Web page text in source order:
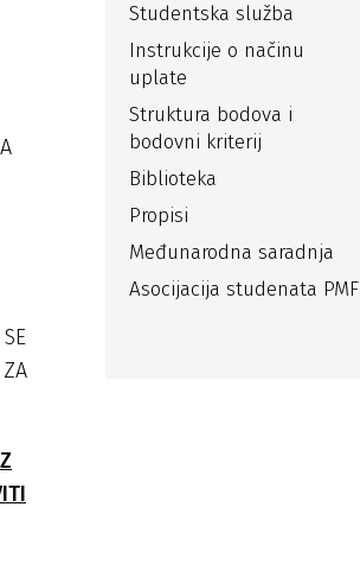
Studentska služba
Instrukcije o načinu
uplate
Struktura bodova i
bodovni kriterij
Biblioteka
Propisi
Međunarodna saradnja
Asocijacija studenata PMF